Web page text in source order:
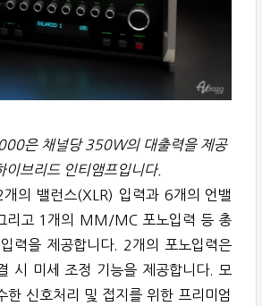
은 채널당 350W의 대출력을 제공
이브리드 인티앰프입니다.
개의 밸런스(XLR) 입력과 6개의 언밸
리고 1개의 MM/MC 포노입력 등 총
력을 제공합니다. 2개의 포노입력은
시 미세 조정 기능을 제공합니다. 모
한 신호처리 및 접지를 위한 프리미엄